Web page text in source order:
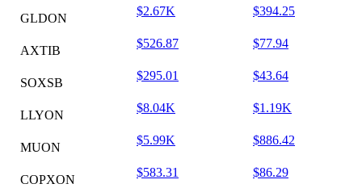
GLDON
$2.67K $394.25
AXTIB
$526.87 $77.94
SOXSB
$295.01 $43.64
LLYON
$8.04K $1.19K
MUON
$5.99K $886.42
COPXON
$583.31 $86.29